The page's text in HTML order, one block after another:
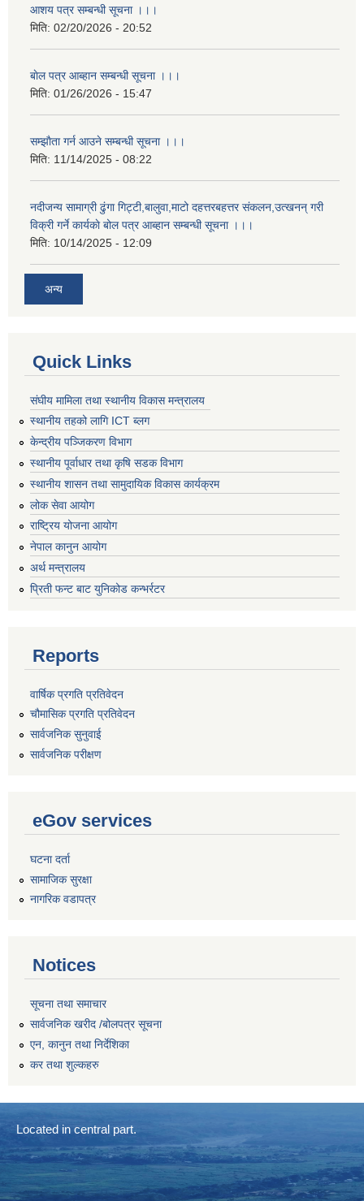
आशय पत्र सम्बन्धी सूचना ।।।
मिति: 02/20/2026 - 20:52
बाेल पत्र आब्हान सम्बन्धी सूचना ।।।
मिति: 01/26/2026 - 15:47
सम्झाैता गर्न आउने सम्बन्धी सूचना ।।।
मिति: 11/14/2025 - 08:22
नदीजन्य सामाग्री ढुंगा गिट्टी,बालुवा,माटो दहत्तरबहत्तर संकलन,उत्खनन् गरी
विक्री गर्ने कार्यकाे बोल पत्र आब्हान सम्बन्धी सूचना ।।।
मिति: 10/14/2025 - 12:09
अन्य
Quick Links
संघीय मामिला तथा स्थानीय विकास मन्त्रालय
स्थानीय तहको लागि ICT ब्लग
केन्द्रीय पञ्जिकरण विभाग
स्थानीय पूर्वाधार तथा कृषि सडक विभाग
स्थानीय शासन तथा सामुदायिक विकास कार्यक्रम
लोक सेवा आयोग
राष्ट्रिय योजना आयोग
नेपाल कानुन आयोग
अर्थ मन्त्रालय
प्रिती फन्ट बाट युनिकोड कन्भर्रटर
Reports
वार्षिक प्रगति प्रतिवेदन
चौमासिक प्रगति प्रतिवेदन
सार्वजनिक सुनुवाई
सार्वजनिक परीक्षण
eGov services
घटना दर्ता
सामाजिक सुरक्षा
नागरिक वडापत्र
Notices
सूचना तथा समाचार
सार्वजनिक खरीद /बोलपत्र सूचना
एन, कानुन तथा निर्देशिका
कर तथा शुल्कहरु
Located in central part.